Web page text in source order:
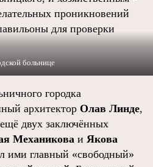
проникновений
для проверки
больнице
городка
архитектор Олав Линде,
двух заключённых
Механикова и Якова
ими главный «свободный»